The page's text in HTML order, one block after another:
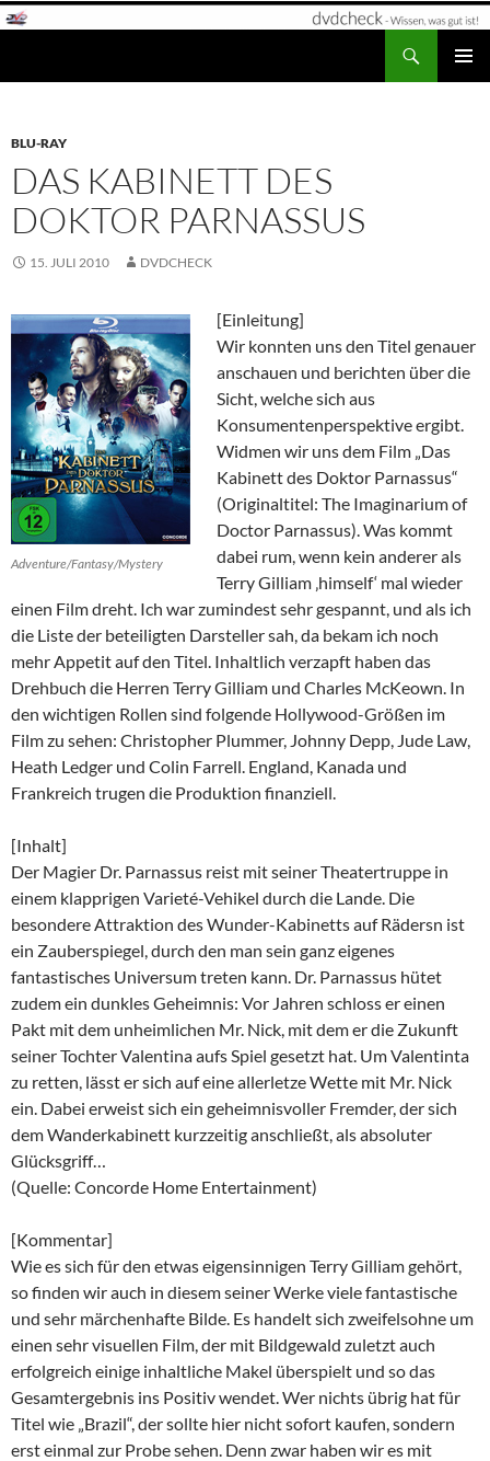
Zum
BLU-RAY
DAS KABINETT DES
DOKTOR PARNASSUS
15. JULI 2010 DVDCHECK
Adventure/Fantasy/Mystery
[Einleitung]
Wir konnten uns den Titel genauer
anschauen und berichten über die
Sicht, welche sich aus
Konsumentenperspektive ergibt.
Widmen wir uns dem Film „Das
Kabinett des Doktor Parnassus“
(Originaltitel: The Imaginarium of
Doctor Parnassus). Was kommt
dabei rum, wenn kein anderer als
Terry Gilliam ‚himself‘ mal wieder
einen Film dreht. Ich war zumindest sehr gespannt, und als ich
die Liste der beteiligten Darsteller sah, da bekam ich noch
mehr Appetit auf den Titel. Inhaltlich verzapft haben das
Drehbuch die Herren Terry Gilliam und Charles McKeown. In
den wichtigen Rollen sind folgende Hollywood-Größen im
Film zu sehen: Christopher Plummer, Johnny Depp, Jude Law,
Heath Ledger und Colin Farrell. England, Kanada und
Frankreich trugen die Produktion finanziell.
[Inhalt]
Der Magier Dr. Parnassus reist mit seiner Theatertruppe in
einem klapprigen Varieté-Vehikel durch die Lande. Die
besondere Attraktion des Wunder-Kabinetts auf Rädersn ist
ein Zauberspiegel, durch den man sein ganz eigenes
fantastisches Universum treten kann. Dr. Parnassus hütet
zudem ein dunkles Geheimnis: Vor Jahren schloss er einen
Pakt mit dem unheimlichen Mr. Nick, mit dem er die Zukunft
seiner Tochter Valentina aufs Spiel gesetzt hat. Um Valentinta
zu retten, lässt er sich auf eine allerletze Wette mit Mr. Nick
ein. Dabei erweist sich ein geheimnisvoller Fremder, der sich
dem Wanderkabinett kurzzeitig anschließt, als absoluter
Glücksgriff…
(Quelle: Concorde Home Entertainment)
[Kommentar]
Wie es sich für den etwas eigensinnigen Terry Gilliam gehört,
so finden wir auch in diesem seiner Werke viele fantastische
und sehr märchenhafte Bilde. Es handelt sich zweifelsohne um
einen sehr visuellen Film, der mit Bildgewald zuletzt auch
erfolgreich einige inhaltliche Makel überspielt und so das
Gesamtergebnis ins Positiv wendet. Wer nichts übrig hat für
Titel wie „Brazil“, der sollte hier nicht sofort kaufen, sondern
erst einmal zur Probe sehen. Denn zwar haben wir es mit